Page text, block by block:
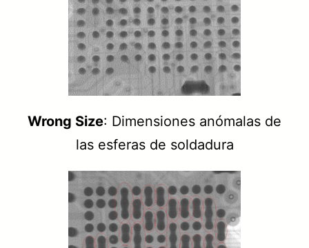
Wrong Size: Dimensiones anómalas de
las esferas de soldadura